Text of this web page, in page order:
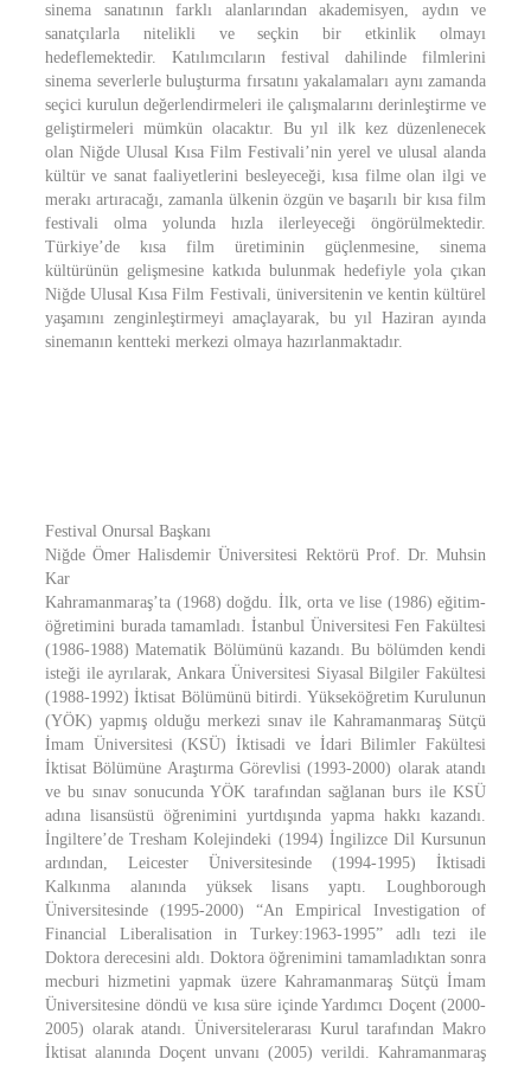
sinema sanatının farklı alanlarından akademisyen, aydın ve
sanatçılarla nitelikli ve seçkin bir etkinlik olmayı
hedeflemektedir. Katılımcıların festival dahilinde filmlerini
sinema severlerle buluşturma fırsatını yakalamaları aynı zamanda
seçici kurulun değerlendirmeleri ile çalışmalarını derinleştirme ve
geliştirmeleri mümkün olacaktır. Bu yıl ilk kez düzenlenecek
olan Niğde Ulusal Kısa Film Festivali’nin yerel ve ulusal alanda
kültür ve sanat faaliyetlerini besleyeceği, kısa filme olan ilgi ve
merakı artıracağı, zamanla ülkenin özgün ve başarılı bir kısa film
festivali olma yolunda hızla ilerleyeceği öngörülmektedir.
Türkiye’de kısa film üretiminin güçlenmesine, sinema
kültürünün gelişmesine katkıda bulunmak hedefiyle yola çıkan
Niğde Ulusal Kısa Film Festivali, üniversitenin ve kentin kültürel
yaşamını zenginleştirmeyi amaçlayarak, bu yıl Haziran ayında
sinemanın kentteki merkezi olmaya hazırlanmaktadır.
Festival Onursal Başkanı
Niğde Ömer Halisdemir Üniversitesi Rektörü Prof. Dr. Muhsin
Kar
Kahramanmaraş’ta (1968) doğdu. İlk, orta ve lise (1986) eğitim-
öğretimini burada tamamladı. İstanbul Üniversitesi Fen Fakültesi
(1986-1988) Matematik Bölümünü kazandı. Bu bölümden kendi
isteği ile ayrılarak, Ankara Üniversitesi Siyasal Bilgiler Fakültesi
(1988-1992) İktisat Bölümünü bitirdi. Yükseköğretim Kurulunun
(YÖK) yapmış olduğu merkezi sınav ile Kahramanmaraş Sütçü
İmam Üniversitesi (KSÜ) İktisadi ve İdari Bilimler Fakültesi
İktisat Bölümüne Araştırma Görevlisi (1993-2000) olarak atandı
ve bu sınav sonucunda YÖK tarafından sağlanan burs ile KSÜ
adına lisansüstü öğrenimini yurtdışında yapma hakkı kazandı.
İngiltere’de Tresham Kolejindeki (1994) İngilizce Dil Kursunun
ardından, Leicester Üniversitesinde (1994-1995) İktisadi
Kalkınma alanında yüksek lisans yaptı. Loughborough
Üniversitesinde (1995-2000) “An Empirical Investigation of
Financial Liberalisation in Turkey:1963-1995” adlı tezi ile
Doktora derecesini aldı. Doktora öğrenimini tamamladıktan sonra
mecburi hizmetini yapmak üzere Kahramanmaraş Sütçü İmam
Üniversitesine döndü ve kısa süre içinde Yardımcı Doçent (2000-
2005) olarak atandı. Üniversitelerarası Kurul tarafından Makro
İktisat alanında Doçent unvanı (2005) verildi. Kahramanmaraş